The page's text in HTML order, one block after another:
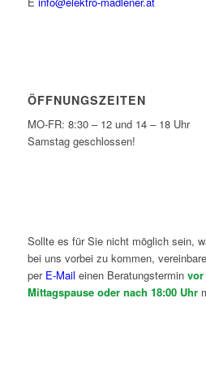
ÖFFNUNGSZEITEN
MO-FR: 8:30 – 12 und 14 – 18 Uhr
Samstag geschlossen!
Sollte es für Sie nicht möglich sein,
bei uns vorbei zu kommen,
per E-Mail einen Beratungstermin vor
Mittagspause oder nach 18:00 Uhr